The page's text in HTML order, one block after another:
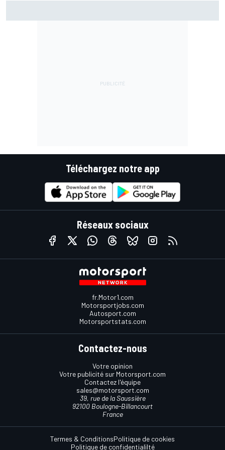
Téléchargez notre app
Réseaux sociaux
fr.Motor1.com
Motorsportjobs.com
Autosport.com
Motorsportstats.com
Contactez-nous
Votre opinion
Votre publicité sur Motorsport.com
Contactez l'équipe
sales@motorsport.com
39, rue de la Saussière
92100 Boulogne-Billancourt
France
Termes & ConditionsPolitique de cookies
Politique de confidentialilté